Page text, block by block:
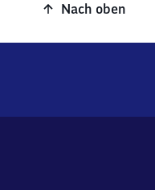
Nach oben